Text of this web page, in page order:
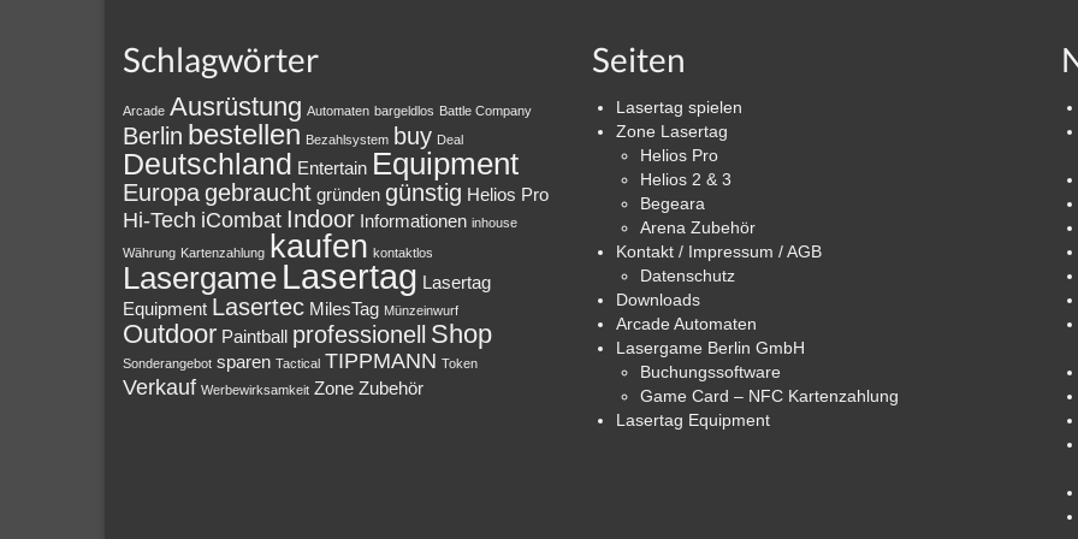
Schlagwörter
Arcade Ausrüstung Automaten bargeldlos Battle Company
Berlin bestellen Bezahlsystem buy Deal
Deutschland Entertain Equipment
Europagebraucht gründen günstig Helios Pro
Hi-Tech iCombat Indoor Informationen inhouse
Währung Kartenzahlung kaufen kontaktlos
Lasergame Lasertag Lasertag
Equipment Lasertec MilesTag Münzeinwurf
Outdoor Paintball professionell Shop
Sonderangebot sparen Tactical TIPPMANN Token
Verkauf Werbewirksamkeit Zone Zubehör
Seiten
Lasertag spielen
Zone Lasertag
Helios Pro
Helios 2 & 3
Begeara
Arena Zubehör
Kontakt / Impressum / AGB
Datenschutz
Downloads
Arcade Automaten
Lasergame Berlin GmbH
Buchungssoftware
Game Card – NFC Kartenzahlung
Lasertag Equipment